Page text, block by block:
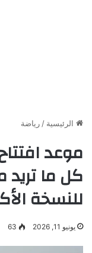
الرئيسية /رياضة
كل ما تريد
للنسخة
يونيو 11, 2026 63